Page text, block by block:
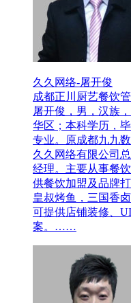
久久网络-屠开俊
成都正川厨艺餐饮
屠开俊，男，汉族
华区；本科学历，
专业。原成都九九
久久网络有限公司
经理。主要从事餐
供餐饮加盟及品牌
皇叔烤鱼，三国香
可提供店铺装修、
案。……